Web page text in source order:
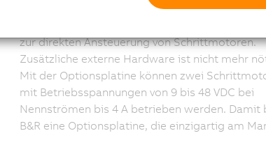
Mit dem X90-Modul ergänzt B&R seine
zur direkten Ansteuerung von Schrittmotoren.
Zusätzliche externe Hardware ist nicht mehr
Mit der Optionsplatine können zwei
mit Betriebsspannungen von 9 bis 48 VDC bei
Nennströmen bis 4 A betrieben werden. Damit
B&R eine Optionsplatine, die einzigartig am